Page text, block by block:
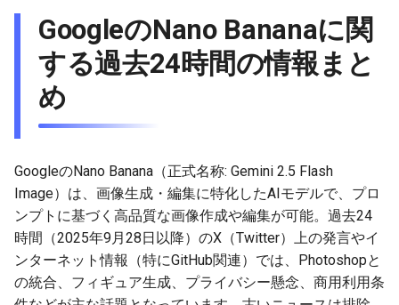
e
a
c
2026-07-12
2026-07-09
2026-07-08
2026-07-07
2025-12-26
2025-12-23
2025-12-22
2025-12-21
2026-07-12
2026-07-09
2026-07-08
2026-07-07
2025-12-26
2025-12-23
2025-12-22
2025-12-21
2026-05-31
2026-05-10
2026-05-03
2026-04-26
2026-06-12
2026-06-07
2026-05-17
2026-05-10
2026-05-03
2025-11-30
2025-11-09
2025-11-02
2025-10-26
2026-06-07
2026-05-17
2026-05-10
2026-05-03
2026-06-07
2026-05-17
2026-05-10
2026-05-03
2025-11-23
2025-11-02
2025-10-26
2025-10-19
2026-07-12
2026-07-11
2026-07-10
2026-07-09
2026-07-08
2026-07-07
2026-06-07
2026-05-17
2026-05-10
2026-05-03
2025-11-23
2025-11-02
2025-10-26
2025-10-19
2026-06-14
2026-06-07
2026-05-03
2026-04-26
2026-04-19
2026-07-12
2026-07-08
2026-07-07
2026-07-06
2025-12-26
2025-12-23
2025-12-22
2025-12-21
2026-06-07
2026-05-17
2026-05-10
2026-05-03
2026-07-11
2026-07-08
2026-07-07
2026-07-06
2026-06-10
2026-05-23
2026-05-19
2026-05-18
2026-06-06
2026-05-19
2026-07-11
2026-07-07
2026-07-06
2026-07-05
2026-06-07
2026-05-17
2026-05-10
2026-05-03
GoogleのNano Bananaに関
する過去24時間の情報まと
め
GoogleのNano Banana（正式名称: Gemini 2.5 Flash
Image）は、画像生成・編集に特化したAIモデルで、プロ
ンプトに基づく高品質な画像作成や編集が可能。過去24
時間（2025年9月28日以降）のX（Twitter）上の発言やイ
ンターネット情報（特にGitHub関連）では、Photoshopと
の統合、フィギュア生成、プライバシー懸念、商用利用条